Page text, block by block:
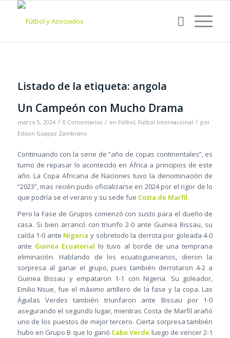
Listado de la etiqueta: angola
Un Campeón con Mucho Drama
marzo 5, 2024 / 0 Comentarios / en Fútbol, Fútbol Internacional / por
Edison Guapaz Zambrano
Continuando con la serie de “año de copas continentales”, es
turno de repasar lo acontecido en África a principios de este
año. La Copa Africana de Naciones tuvo la denominación de
“2023”, mas recién pudo oficializarse en 2024 por el rigor de lo
que podría se el verano y su sede fue Costa de Marfil.
Pero la Fase de Grupos comenzó con susto para el dueño de
casa. Si bien arrancó con triunfo 2-0 ante Guinea Bissau, su
caída 1-0 ante Nigeria y sobretodo la derrota por goleada 4-0
ante Guinea Ecuatorial lo tuvo al borde de una temprana
eliminación. Hablando de los ecuatoguineanos, dieron la
sorpresa al ganar el grupo, pues también derrotaron 4-2 a
Guinea Bissau y empataron 1-1 con Nigeria. Su goleador,
Emilio Nsue, fue el máximo artillero de la fase y la copa. Las
Águilas Verdes también triunfaron ante Bissau por 1-0
asegurando el segundo lugar, mientras Costa de Marfil arañó
uno de los puestos de mejor tercero. Cierta sorpresa también
hubo en Grupo B que lo ganó Cabo Verde luego de vencer 2-1